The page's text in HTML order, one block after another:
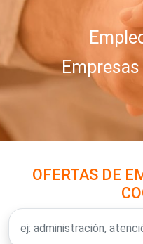
OFERTAS DE